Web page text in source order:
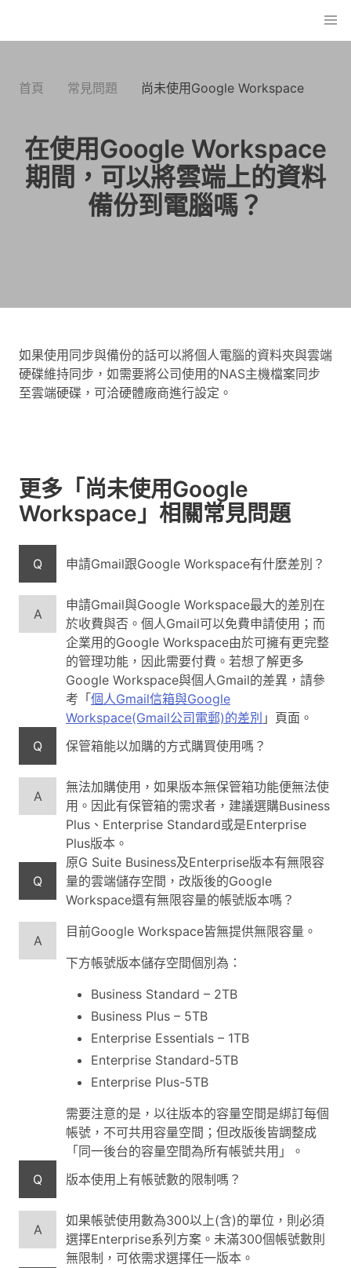
首頁 常見問題 尚未使用Google Workspace
在使用Google Workspace
期間，可以將雲端上的資料
備份到電腦嗎？
如果使用同步與備份的話可以將個人電腦的資料夾與雲端
硬碟維持同步，如需要將公司使用的NAS主機檔案同步
至雲端硬碟，可洽硬體廠商進行設定。
更多「尚未使用Google
Workspace」相關常見問題
Q 申請Gmail跟Google Workspace有什麼差別？
A
申請Gmail與Google Workspace最大的差別在
於收費與否。個人Gmail可以免費申請使用；而
企業用的Google Workspace由於可擁有更完整
的管理功能，因此需要付費。若想了解更多
Google Workspace與個人Gmail的差異，請參
考「 個人Gmail信箱與Google
Workspace(Gmail公司電郵)的差別 」頁面。
Q
保管箱能以加購的方式購買使用嗎？
A
無法加購使用，如果版本無保管箱功能便無法使
用。因此有保管箱的需求者，建議選購Business
Plus、Enterprise Standard或是Enterprise
Plus版本。
Q
原G Suite Business及Enterprise版本有無限容
量的雲端儲存空間，改版後的Google
Workspace還有無限容量的帳號版本嗎？
A
目前Google Workspace皆無提供無限容量。
下方帳號版本儲存空間個別為：
Business Standard – 2TB
Business Plus – 5TB
Enterprise Essentials – 1TB
Enterprise Standard-5TB
Enterprise Plus-5TB
需要注意的是，以往版本的容量空間是綁訂每個
帳號，不可共用容量空間；但改版後皆調整成
「同一後台的容量空間為所有帳號共用」。
Q
版本使用上有帳號數的限制嗎？
A
如果帳號使用數為300以上(含)的單位，則必須
選擇Enterprise系列方案。未滿300個帳號數則
無限制，可依需求選擇任一版本。